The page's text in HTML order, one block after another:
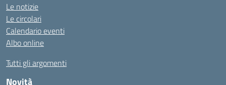
Le notizie
Le circolari
Calendario eventi
Albo online
Tutti gli argomenti
Novità